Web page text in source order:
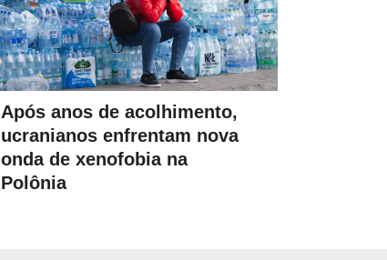
Após anos de acolhimento,
ucranianos enfrentam nova
onda de xenofobia na
Polônia